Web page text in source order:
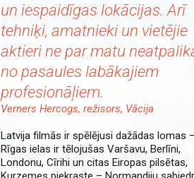
un iespaidīgas lokācijas. Arī
tehniķi, amatnieki un vietējie
aktieri ne par matu
no pasaules labākajiem
profesionāļiem.
Verners Hercogs, režisors, Vācija
Latvija filmās ir spēlējusi dažādas lomas
Rīgas ielas ir tēlojušas Varšavu, Berlīni,
Londonu, Cīrihi un citas Eiropas pilsētas,